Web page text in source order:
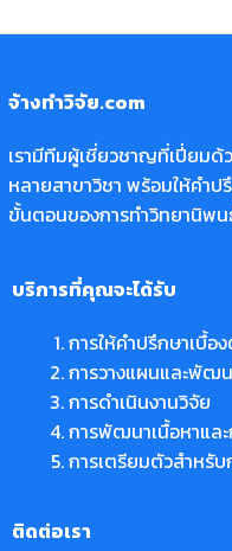
จ้างทำวิจัย.com
เรามีทีมผู้เชี่ยวชาญที่เปี่ยมด้
หลายสาขาวิชา พร้อมให้คำ
ขั้นตอนของการทำวิทยานิพ
บริการที่คุณจะได้รับ
การให้คำปรึกษาเบื้อ
การวางแผนและพัฒน
การดำเนินงานวิจัย
การพัฒนาเนื้อหาแล
การเตรียมตัวสำหรับ
ติดต่อเรา